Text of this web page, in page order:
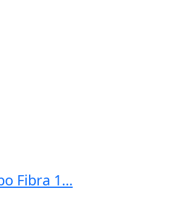
Fibra 1...